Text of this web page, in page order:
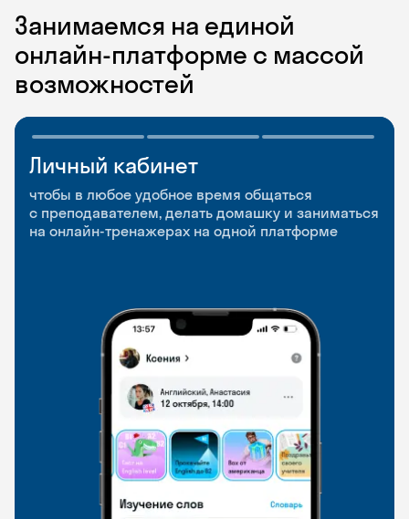
Занимаемся на единой
онлайн-платформе с массой
возможностей
Личный кабинет
чтобы в любое удобное время общаться
с преподавателем, делать домашку и заниматься
на онлайн-тренажерах на одной платформе
Мобильное
приложение
чтобы заниматься и изучать новые слова где
и когда удобно
Разговорные клубы
и Talks
Групповые занятия для разговорной практики
и индивидуальные встречи с преподавателями